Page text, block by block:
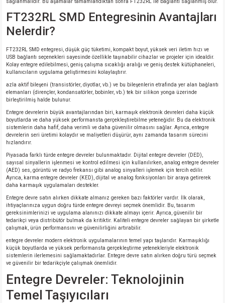
sağlanmalıdır. Bu aşamalar tamamlandıktan sonra FT232RL ile bağlantı sağlanmış olur.
FT232RL SMD Entegresinin Avantajları
Nelerdir?
FT232RL SMD entegresi, düşük güç tüketimi, kompakt boyut, yüksek veri iletim hızı ve
USB bağlantı seçenekleri sayesinde özellikle taşınabilir cihazlar ve projeler için idealdir.
Kolay entegre edilebilmesi, geniş çalışma sıcaklığı aralığı ve geniş destek kütüphaneleri,
kullanıcıların uygulama geliştirmesini kolaylaştırır.
azla aktif bileşeni (transistörler, diyotlar, vb.) ve bu bileşenlerin etrafında yer alan bağlantı
elemanları (dirençler, kondansatörler, bobinler, vb.) tek bir silikon yonga üzerinde
birleştirilmiş halde bulunur.
Entegre devrelerin büyük avantajlarından biri, karmaşık elektronik devreleri daha küçük
boyutlarda ve daha yüksek performansta gerçekleştirebilme yeteneğidir. Bu da elektronik
sistemlerin daha hafif, daha verimli ve daha güvenilir olmasını sağlar. Ayrıca, entegre
devrelerin seri üretimi kolaydır ve maliyetleri düşürür, aynı zamanda tasarım sürecini
hızlandırır.
Piyasada farklı türde entegre devreler bulunmaktadır. Dijital entegre devreler (DED),
sayısal sinyallerin işlenmesi ve kontrol edilmesi için kullanılırken, analog entegre devreler
(AED) ses, görüntü ve radyo frekansı gibi analog sinyalleri işlemek için tercih edilir.
Ayrıca, karma entegre devreler (KED), dijital ve analog fonksiyonları bir araya getirerek
daha karmaşık uygulamaları destekler.
Entegre devre satın alırken dikkate almanız gereken bazı faktörler vardır. İlk olarak,
ihtiyaçlarınıza uygun doğru türde entegre devreyi seçmek önemlidir. Bu, tasarım
gereksinimlerinizi ve uygulama alanınızı dikkate almayı içerir. Ayrıca, güvenilir bir
tedarikçi veya distribütör bulmak da kritiktir. Kaliteli entegre devreler sağlayan bir şirketle
çalışmak, ürün performansını ve güvenilirliğini artırabilir.
entegre devreler modern elektronik uygulamalarının temel yapı taşlarıdır. Karmaşıklığı
küçük boyutlarda ve yüksek performansta gerçekleştirme yetenekleriyle elektronik
sistemlerin ilerlemesini sağlamaktadırlar. Entegre devre satın alırken doğru türü seçmek
ve güvenilir bir tedarikçiyle çalışmak önemlidir.
Entegre Devreler: Teknolojinin
Temel Taşıyıcıları